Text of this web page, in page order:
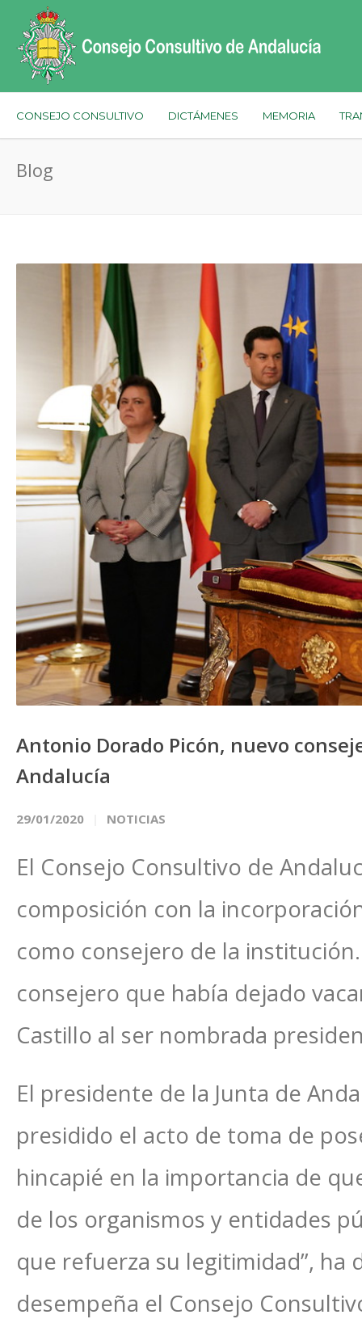
CONSEJO CONSULTIVO DICTÁMENES MEMORIA
Blog
Antonio Dorado Picón, nuevo
Andalucía
29/01/2020 NOTICIAS
El Consejo Consultivo de
composición con la
como consejero de la
consejero que había dejado
Castillo al ser nombrada
El presidente de la Junta de
presidido el acto de toma de
hincapié en la importancia de
de los organismos y entidades
que refuerza su legitimidad”,
desempeña el Consejo